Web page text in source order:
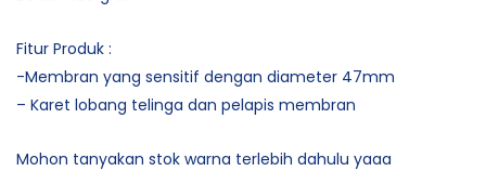
Fitur Produk :
-Membran yang sensitif dengan diameter 47mm
– Karet lobang telinga dan pelapis membran
Mohon tanyakan stok warna terlebih dahulu yaaa